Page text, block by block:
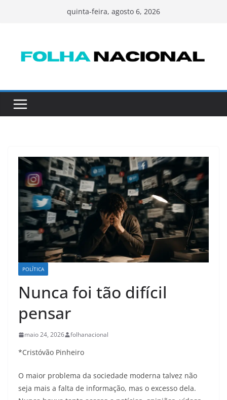
conteúdo
quinta-feira, agosto 6, 2026
POLÍTICA
Nunca foi tão difícil
pensar
maio 24, 2026 folhanacional
*Cristóvão Pinheiro
O maior problema da sociedade moderna talvez não
seja mais a falta de informação, mas o excesso dela.